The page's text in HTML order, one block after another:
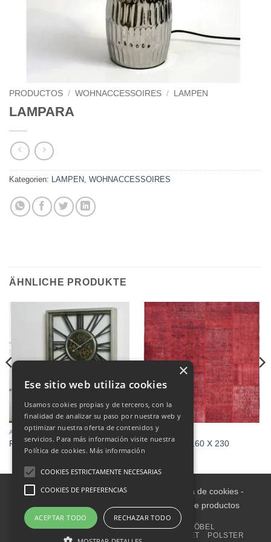
PRODUCTOS / WOHNACCESSOIRES / LAMPEN
LAMPARA
Kategorien: LAMPEN, WOHNACCESSOIRES
ÄHNLICHE PRODUKTE
ANDERE
Reloj
TEPPICHE
ALFOMBRA 160 X 230
Aviso legal-Política de Privacidad Política de cookies-
Condiciones informativas sobre catálogo de productos
ZUHAUSE INNENRAUM
GARTENMÖBEL
WOHNACCESSOIRES
OUTLET POLSTER
×
Ese sitio web utiliza cookies
Usamos cookies propias y de terceros, con la
finalidad de analizar su paso por nuestra web y
optimizar nuestra oferta de contenidos y
servicios. Para más información visite nuestra
Política de cookies. Más información
COOKIES ESTRICTAMENTE NECESARIAS
COOKIES DE PREFERENCIAS
ACEPTAR TODO RECHAZAR TODO